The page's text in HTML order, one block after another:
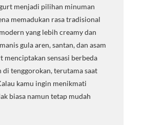
menjadi pilihan minuman
memadukan rasa tradisional
yang lebih creamy dan
gula aren, santan, dan asam
menciptakan sensasi berbeda
di tenggorokan, terutama saat
kamu ingin menikmati
biasa namun tetap mudah